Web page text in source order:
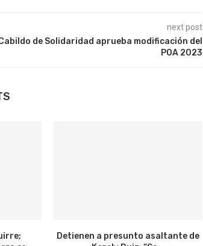
next post
de Solidaridad aprueba modificación del
POA 2023
Detienen a presunto asaltante de